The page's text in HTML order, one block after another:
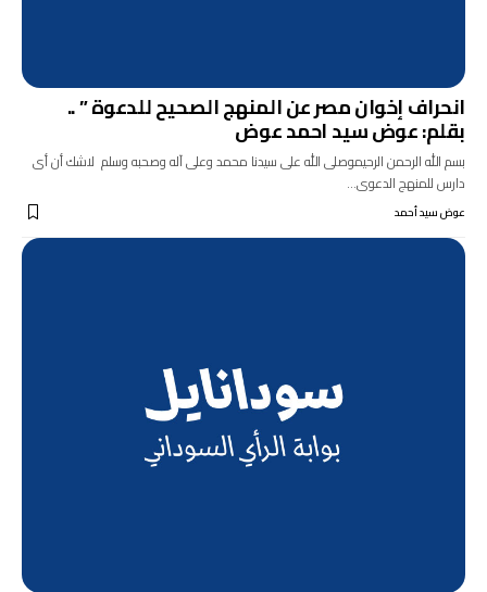
انحراف إخوان مصر عن المنهج الصحيح للدعوة ” ..
بقلم: عوض سيد احمد عوض
بسم الله الرحمن الرحيموصلى الله على سيدنا محمد وعلى آله وصحبه وسلم لاشك أن أى
دارس للمنهج الدعوى…
عوض سيد أحمد